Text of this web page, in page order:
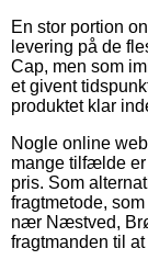
En stor portion
levering på de
Cap, men som
et givent
produktet klar
Nogle online
mange tilfælde
pris. Som
fragtmetode,
nær Næstved,
fragtmanden til